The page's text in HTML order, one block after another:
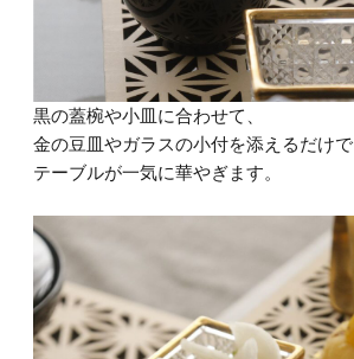
黒の蓋椀や小皿に合わせて、
金の豆皿やガラスの小付を添えるだけで
テーブルが一気に華やぎます。